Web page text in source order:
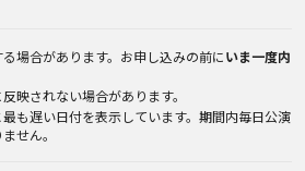
場合があります。お申し込みの前にいま一度内
映されない場合があります。
も遅い日付を表示しています。期間内毎日公演
せん。